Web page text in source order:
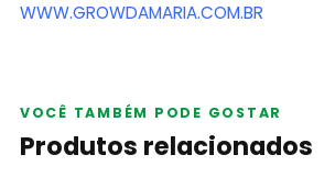
WWW.GROWDAMARIA.COM.BR
VOCÊ TAMBÉM PODE GOSTAR
Produtos relacionados